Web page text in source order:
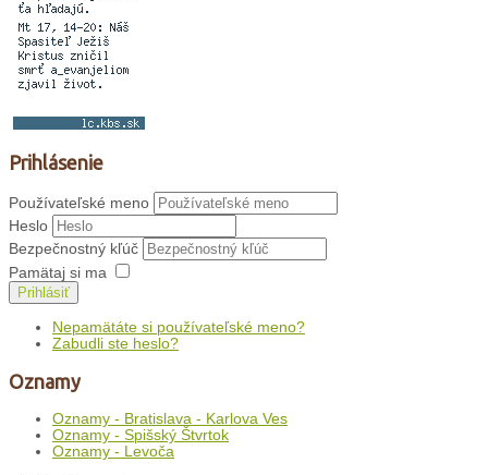
Prihlásenie
Používateľské meno
Heslo
Bezpečnostný kľúč
Pamätaj si ma
Prihlásiť
Nepamätáte si používateľské meno?
Zabudli ste heslo?
Oznamy
Oznamy - Bratislava - Karlova Ves
Oznamy - Spišský Štvrtok
Oznamy - Levoča